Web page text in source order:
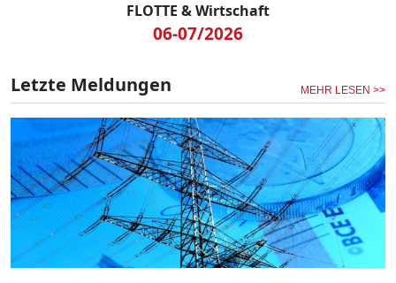
FLOTTE & Wirtschaft
06-07/2026
Letzte Meldungen MEHR LESEN >>